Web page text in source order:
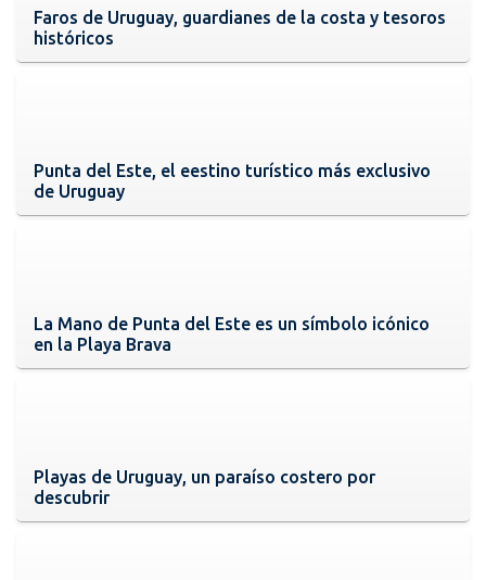
Faros de Uruguay, guardianes de la costa y tesoros
históricos
Punta del Este, el eestino turístico más exclusivo
de Uruguay
La Mano de Punta del Este es un símbolo icónico
en la Playa Brava
Playas de Uruguay, un paraíso costero por
descubrir